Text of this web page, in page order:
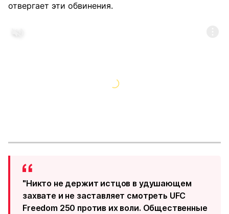
отвергает эти обвинения.
"Никто не держит истцов в удушающем
захвате и не заставляет смотреть UFC
Freedom 250 против их воли. Общественные